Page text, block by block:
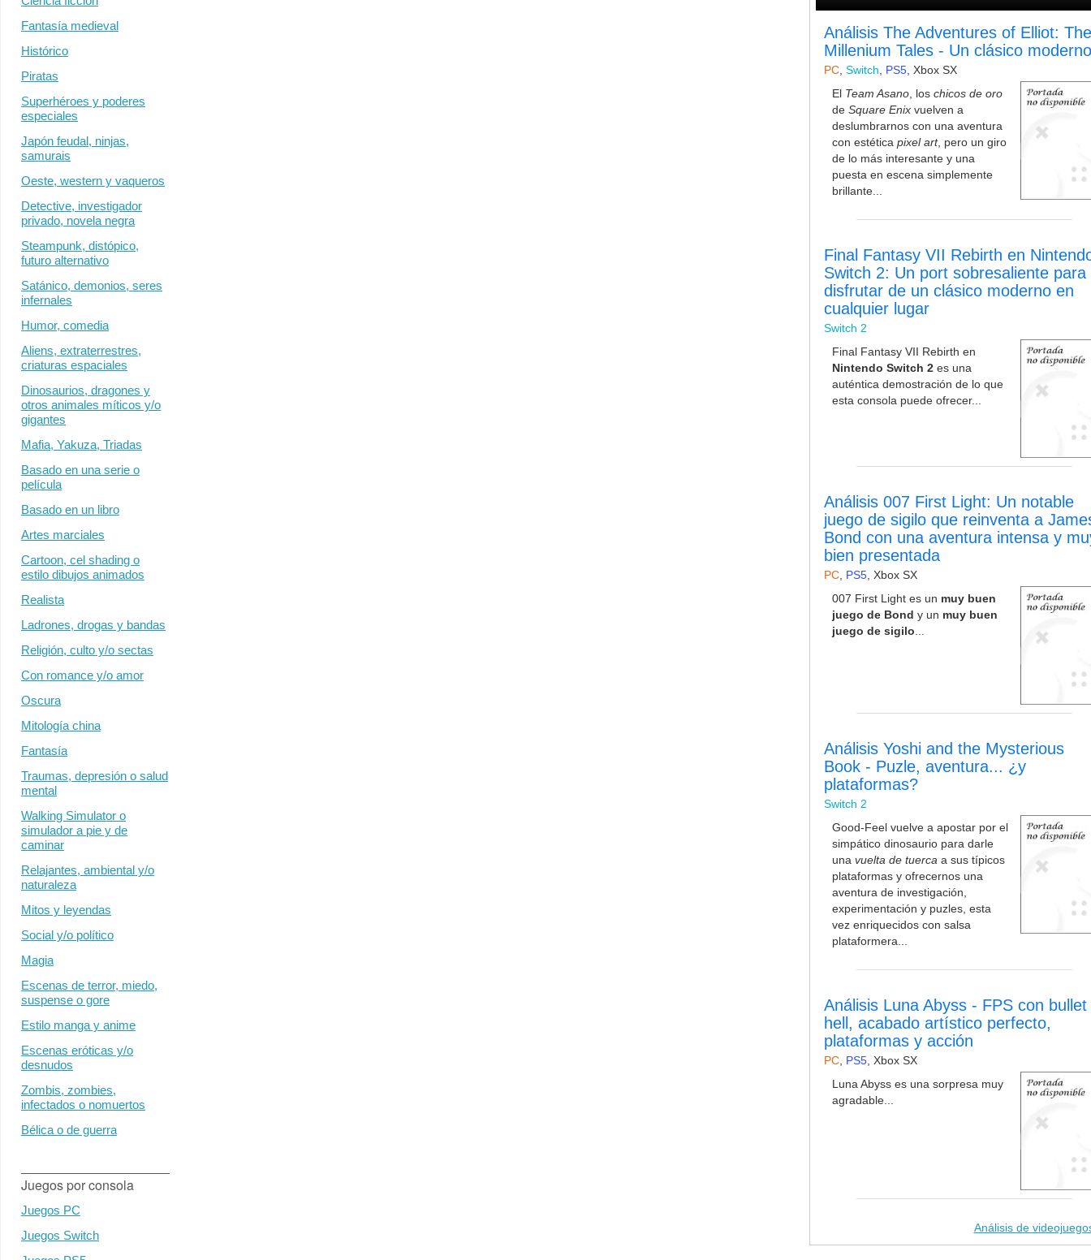
Fantasía medieval
Histórico
Piratas
Superhéroes y poderes
especiales
Japón feudal, ninjas,
samurais
Oeste, western y vaqueros
Detective, investigador
privado, novela negra
Steampunk, distópico,
futuro alternativo
Satánico, demonios, seres
infernales
Humor, comedia
Aliens, extraterrestres,
criaturas espaciales
Dinosaurios, dragones y
otros animales míticos y/o
gigantes
Mafia, Yakuza, Triadas
Basado en una serie o
película
Basado en un libro
Artes marciales
Cartoon, cel shading o
estilo dibujos animados
Realista
Ladrones, drogas y bandas
Religión, culto y/o sectas
Con romance y/o amor
Oscura
Mitología china
Fantasía
Traumas, depresión o salud
mental
Walking Simulator o
simulador a pie y de
caminar
Relajantes, ambiental y/o
naturaleza
Mitos y leyendas
Social y/o político
Magia
Escenas de terror, miedo,
suspense o gore
Estilo manga y anime
Escenas eróticas y/o
desnudos
Zombis, zombies,
infectados o nomuertos
Bélica o de guerra
Juegos por consola
Juegos PC
Juegos Switch
Análisis The Adventures of Elliot:
Millenium Tales - Un clásico
PC,Switch, PS5,Xbox SX
El Team Asano, loschicos de oro
deSquare Enix vuelven a
deslumbrarnos con una aventura
con estéticapixel art, pero un giro
de lo más interesante y una
puesta en escena simplemente
brillante...
Final Fantasy VII Rebirth en
Switch 2: Un port sobresaliente para
disfrutar de un clásico moderno en
cualquier lugar
Switch 2
Final Fantasy VII Rebirth en
Nintendo Switch 2 es una
auténtica demostración de lo que
esta consola puede ofrecer...
Análisis 007 First Light: Un notable
juego de sigilo que reinventa a
Bond con una aventura intensa y
bien presentada
PC PS5 ,Xbox SX
007 First Light es un muy buen
juego de Bond y un muy buen
juego de sigilo
Análisis Yoshi and the Mysterious
Book - Puzle, aventura... ¿y
plataformas?
Switch 2
Good-Feel vuelve a apostar por el
simpático dinosaurio para darle
unavuelta de tuerca a sus típicos
plataformas y ofrecernos una
aventura de investigación,
experimentación y puzles, esta
vez enriquecidos con salsa
plataformera...
Análisis Luna Abyss - FPS con bullet
hell, acabado artístico perfecto,
plataformas y acción
PC PS5 ,Xbox SX
Luna Abyss es una sorpresa muy
agradable...
Análisis de